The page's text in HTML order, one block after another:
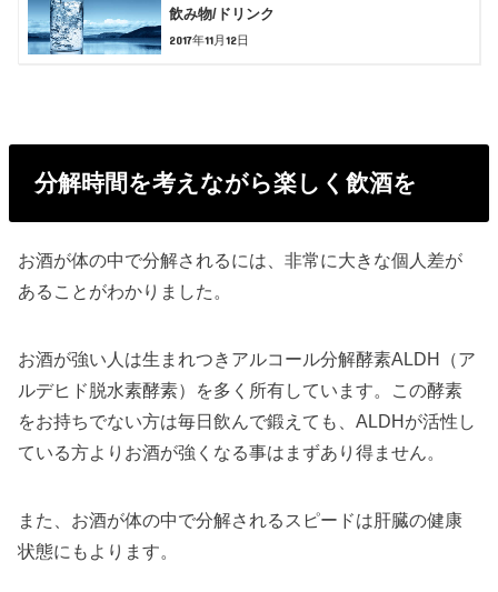
飲み物/ドリンク
2017年11月12日
分解時間を考えながら楽しく飲酒を
お酒が体の中で分解されるには、非常に大きな個人差が
あることがわかりました。
お酒が強い人は生まれつきアルコール分解酵素ALDH（ア
ルデヒド脱水素酵素）を多く所有しています。この酵素
をお持ちでない方は毎日飲んで鍛えても、ALDHが活性し
ている方よりお酒が強くなる事はまずあり得ません。
また、お酒が体の中で分解されるスピードは肝臓の健康
状態にもよります。